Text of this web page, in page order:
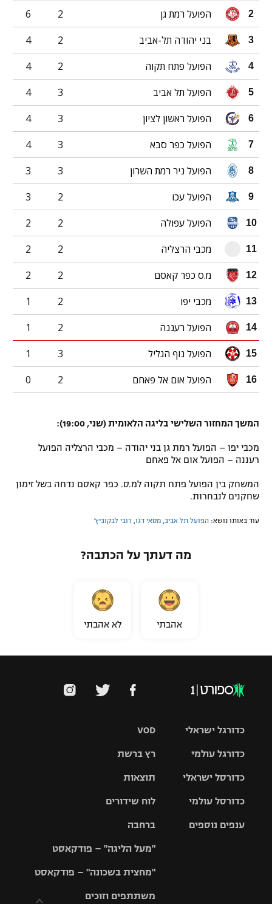
2 הפועל רמת גן 2
6
3 בני יהודה תל-אביב 2
4
4 הפועל פתח תקוה 2
4
5 הפועל תל אביב 3
4
6 הפועל ראשון לציון 3
4
7 הפועל כפר סבא 3
4
8 הפועל ניר רמת השרון 3
3
9 הפועל עכו 2
3
10 הפועל עפולה 2
2
11 מכבי הרצליה 2
2
12 מ.ס כפר קאסם 2
2
13 מכבי יפו 2
1
14 הפועל רעננה 2
1
15 הפועל נוף הגליל 3
1
16 הפועל אום אל פאחם 2
0
המשך המחזור השלישי בליגה הלאומית (שני, 19:00):
מכבי יפו – הפועל רמת גן בני יהודה – מכבי הרצליה הפועל
רעננה – הפועל אום אל פאחם
המשחק בין הפועל פתח תקוה למ.ס. כפר קאסם נדחה בשל זימון
שחקנים לנבחרות.
עוד באותו נושא: הפועל תל אביב מסאי דגו רובי לבקוביץ'
מה דעתך על הכתבה?
אהבתי לא אהבתי
VOD
רץ ברשת
תוצאות
לוח שידורים
ברחבה
"מעל הליגה" – פודקאסט
"מחצית בשכונה" – פודקאסט
משתתפים וזוכים
כדורגל ישראלי
גביע הטוטו
כדורגל עולמי
האלופות
ליגה
כדורסל ישראלי
סל
כדורסל עולמי
ענפים נוספים